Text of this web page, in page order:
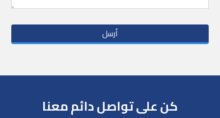
أرسل
كن على تواصل دائم معنا